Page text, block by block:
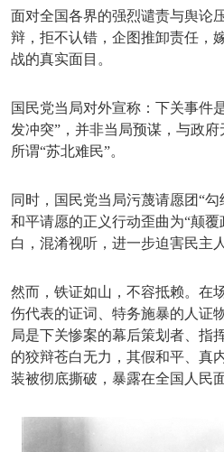
面对全国各界的强烈谴责与舆论
辩，拒不认错，企图推卸责任，
战的真实面目。
国民党当局对外宣称：下关事件
发冲突”，并非当局预谋，与政
所谓“苏北难民”。
同时，国民党当局污蔑请愿团“勾
和平请愿的正义行动歪曲为“颠
白，混淆视听，进一步迫害民主人
然而，铁证如山，不容抵赖。在
伤代表的证词、特务施暴的人证
局是下关惨案的幕后策划者、指
的狡辩苍白无力，其假和平、真
装被彻底撕破，暴露在全国人民面